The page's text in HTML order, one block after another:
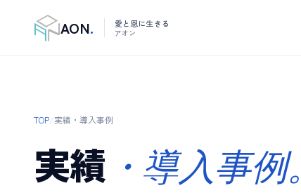
AON. 愛と恩に生きる
アオン
TOP/実績・導入事例
実績 ・導入事例。